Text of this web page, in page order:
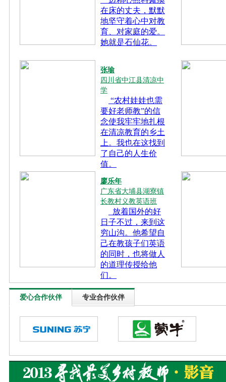
在床的丈夫，默默
地坚守着心中对教
育、对家庭的爱。
她就是石仙花。
张瑜
四川省中江县清凉中
学
“农村娃娃也需
要好老师教”的信
念使我牢牢地扎根
在清凉教育的乡土
上。我也在这找到
了自己的人生价
值。
廖乐年
广东省大埔县湖寮镇
长教村义教英语班
放着国外的好
日子不过，来到这
穷山沟。他希望自
己在教孩子们英语
的同时，也将做人
的道理传授给他
们。
爱心合作伙伴 专业合作伙伴